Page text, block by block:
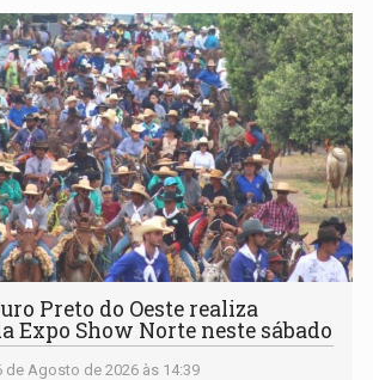
e a vice-prefeita Magna dos Anjos
Preto do Oeste realiza
Expo Show Norte neste sábado
de Agosto de 2026 às 14:39